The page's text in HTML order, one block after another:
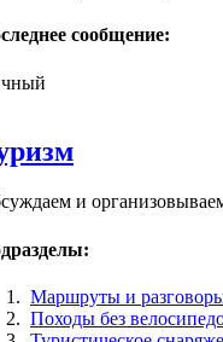
сообщение:
и
Маршруты и
Походы без